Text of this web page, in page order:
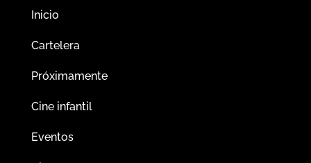
Inicio
Cartelera
Próximamente
Cine infantil
Eventos